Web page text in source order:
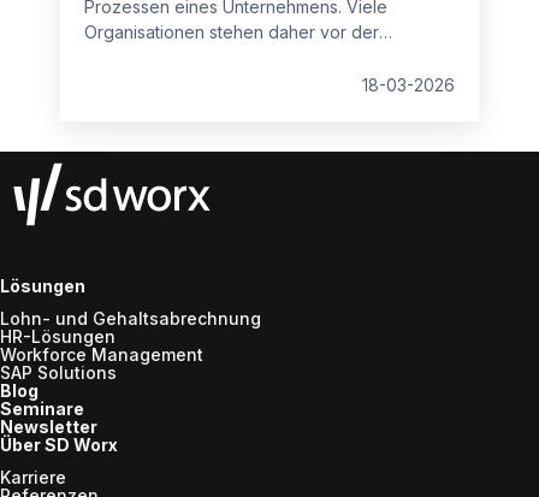
Prozessen eines Unternehmens. Viele
Organisationen stehen daher vor der
an einen externen Dienstleister auslagern?
18-03-2026
Lösungen
Lohn- und Gehaltsabrechnung
HR-Lösungen
Workforce Management
SAP Solutions
Blog
Seminare
Newsletter
Über SD Worx
Karriere